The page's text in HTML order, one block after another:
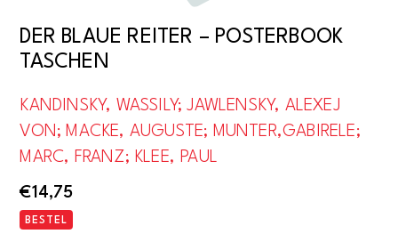
DER BLAUE REITER – POSTERBOOK
TASCHEN
KANDINSKY, WASSILY; JAWLENSKY, ALEXEJ
VON; MACKE, AUGUSTE; MUNTER,GABIRELE;
MARC, FRANZ; KLEE, PAUL
€14,75
BESTEL